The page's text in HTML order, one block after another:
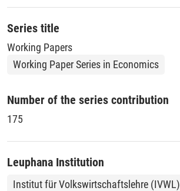
Series title
Working Papers
Working Paper Series in Economics
Number of the series contribution
175
Leuphana Institution
Institut für Volkswirtschaftslehre (IVWL)